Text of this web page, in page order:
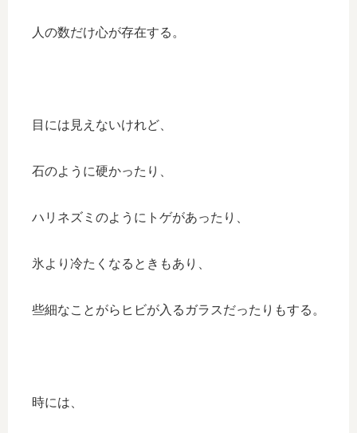
人の数だけ心が存在する。
目には見えないけれど、
石のように硬かったり、
ハリネズミのようにトゲがあったり、
氷より冷たくなるときもあり、
些細なことがらヒビが入るガラスだったりもする。
時には、